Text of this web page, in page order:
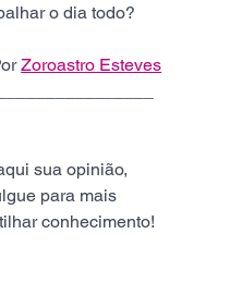
o dia todo?
Zoroastro Esteves
sua opinião,
para mais
conhecimento!